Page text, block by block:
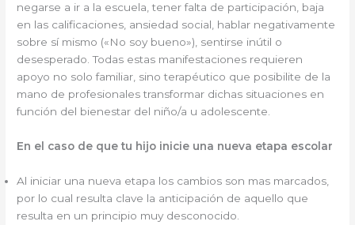
negarse a ir a la escuela, tener falta de participación, baja
en las calificaciones, ansiedad social, hablar negativamente
sobre sí mismo («No soy bueno»), sentirse inútil o
desesperado. Todas estas manifestaciones requieren
apoyo no solo familiar, sino terapéutico que posibilite de la
mano de profesionales transformar dichas situaciones en
función del bienestar del niño/a u adolescente.
En el caso de que tu hijo inicie una nueva etapa escolar
Al iniciar una nueva etapa los cambios son mas marcados,
por lo cual resulta clave la anticipación de aquello que
resulta en un principio muy desconocido.